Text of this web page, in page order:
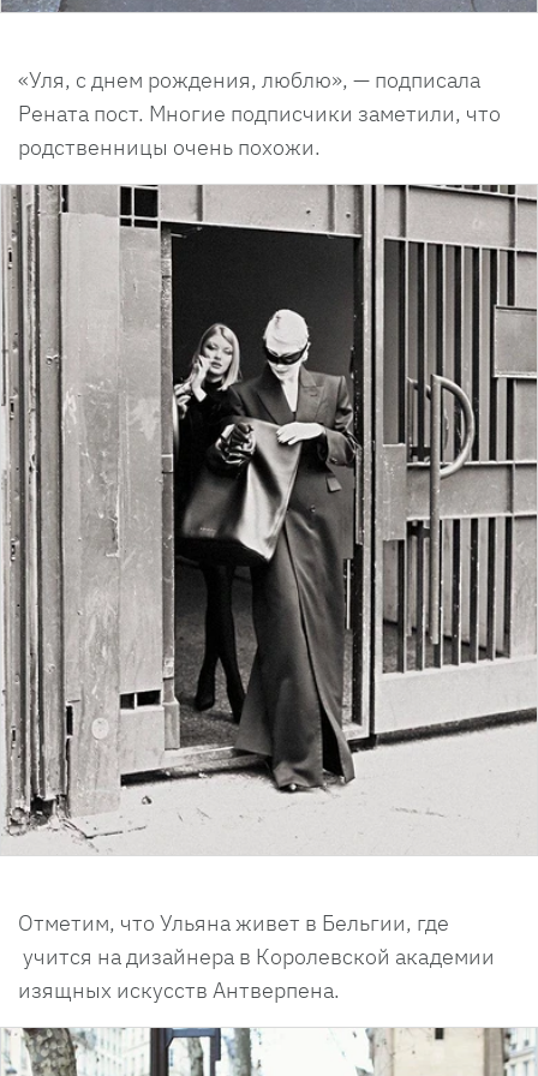
«Уля, с днем рождения, люблю», — подписала
Рената пост. Многие подписчики заметили, что
родственницы очень похожи.
Отметим, что Ульяна живет в Бельгии, где
учится на дизайнера в Королевской академии
изящных искусств Антверпена.